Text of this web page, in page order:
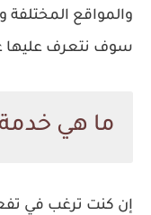
والمواقع
سوف نتعرف عليها
ما هي خدمة
إن كنت ترغب في